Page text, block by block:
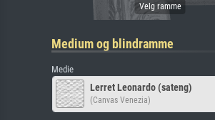
Medium og blindramme
Medie
Lerret Leonardo (sateng)
(Canvas Venezia)